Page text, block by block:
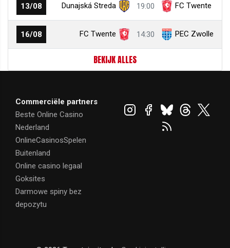
13/08 Dunajská Streda 19:00 FC Twente
16/08 FC Twente 14:30 PEC Zwolle
BEKIJK ALLES
Commerciële partners
Beste Online Casino
Nederland
OnlineCasinosSpelen
Buitenland
Online casino legaal
Goksites
Darmowe spiny bez
depozytu